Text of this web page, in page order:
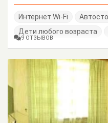
Интернет Wi-Fi
Дети любого возраста
9 ОТЗЫВОВ